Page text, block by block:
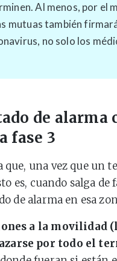
Al menos, por el
mutuas también
no solo los
de alarma
fase 3
que, una vez que un
es, cuando salga de
de alarma en esa
a la movilidad
por todo el